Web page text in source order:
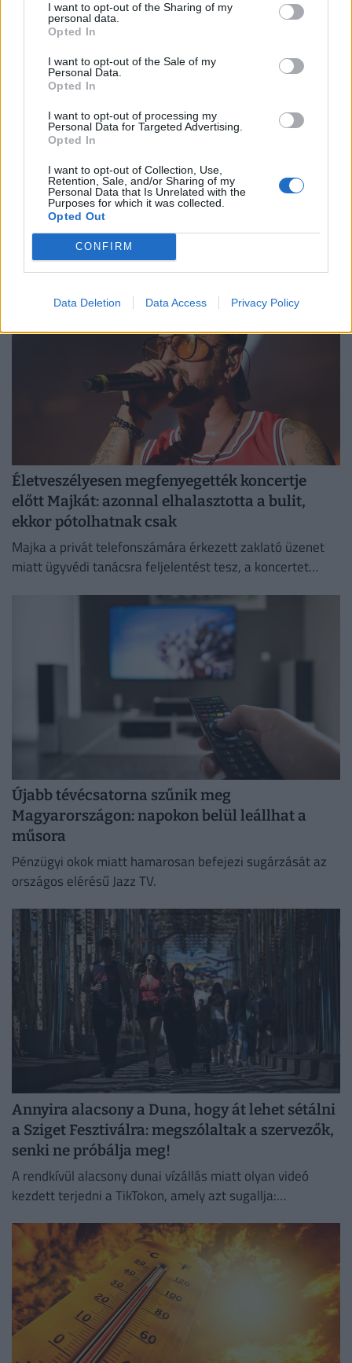
I want to opt-out of the Sharing of my
personal data.
Opted In
I want to opt-out of the Sale of my
Personal Data.
Opted In
I want to opt-out of processing my
Personal Data for Targeted Advertising.
Opted In
I want to opt-out of Collection, Use,
Retention, Sale, and/or Sharing of my
Personal Data that Is Unrelated with the
Purposes for which it was collected.
Opted Out
CONFIRM
Data Deletion Data Access Privacy Policy
A kukában végezte a 400 milliós
lottófőnyeremény: hihetetlen hajsza indult a
szelvényért
Egy dél-olaszországi lottójátékos véletlenül kidobta az
egymillió eurót érő nyertes szelvényét, ám a
szemétszállítók kétnapos kutatás után megtalálták azt a
Életveszélyesen megfenyegették koncertje
előtt Majkát: azonnal elhalasztotta a bulit,
ekkor pótolhatnak csak
Majka a privát telefonszámára érkezett zaklató üzenet
miatt ügyvédi tanácsra feljelentést tesz, a koncertet
Újabb tévécsatorna szűnik meg
Magyarországon: napokon belül leállhat a
műsora
Pénzügyi okok miatt hamarosan befejezi sugárzását az
országos elérésű Jazz TV.
Annyira alacsony a Duna, hogy át lehet sétálni
a Sziget Fesztiválra: megszólaltak a szervezők,
senki ne próbálja meg!
A rendkívül alacsony dunai vízállás miatt olyan videó
kezdett terjedni a TikTokon, amely azt sugallja: